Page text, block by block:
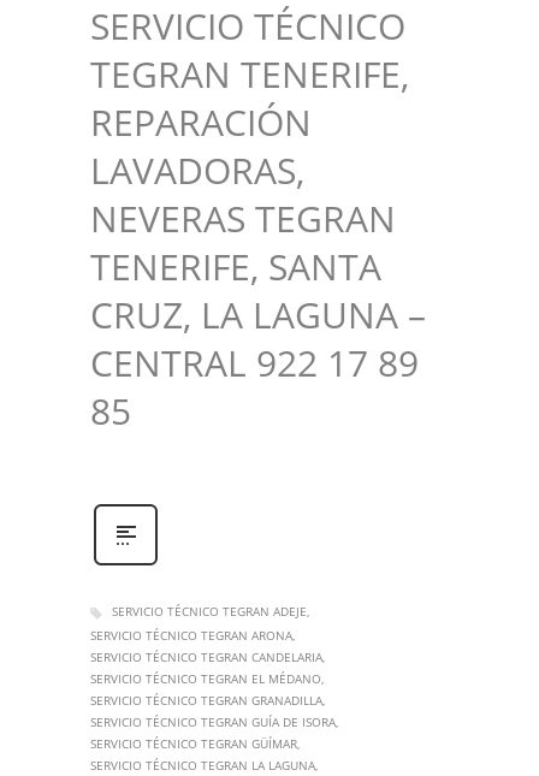
SERVICIO TÉCNICO
TEGRAN TENERIFE,
REPARACIÓN
LAVADORAS,
NEVERAS TEGRAN
TENERIFE, SANTA
CRUZ, LA LAGUNA –
CENTRAL 922 17 89
85
SERVICIO TÉCNICO TEGRAN ADEJE
SERVICIO TÉCNICO TEGRAN ARONA
SERVICIO TÉCNICO TEGRAN CANDELARIA
SERVICIO TÉCNICO TEGRAN EL MÉDANO
SERVICIO TÉCNICO TEGRAN GRANADILLA
SERVICIO TÉCNICO TEGRAN GUÍA DE ISORA
SERVICIO TÉCNICO TEGRAN GÜÍMAR
SERVICIO TÉCNICO TEGRAN LA LAGUNA